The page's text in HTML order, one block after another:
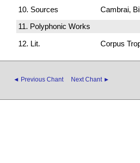
10. Sources
Cambrai,
11. Polyphonic Works
12. Lit.
Corpus
◄ Previous Chant Next Chant ►